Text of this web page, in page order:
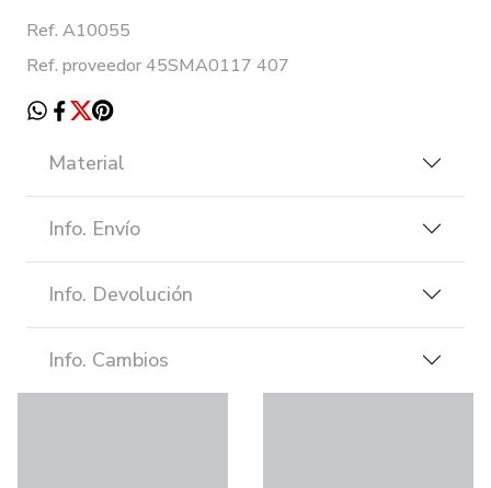
Ref. A10055
Ref. proveedor 45SMA0117 407
Material
Info. Envío
Info. Devolución
Info. Cambios